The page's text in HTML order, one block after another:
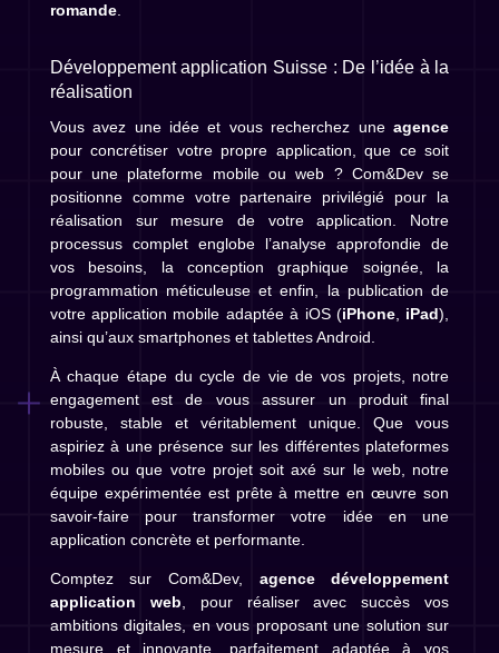
romande.
Développement application Suisse : De l’idée à la
réalisation
Vous avez une idée et vous recherchez uneagence
pour concrétiser votre propre application, que ce soit
pour une plateforme mobile ou web ? Com&Dev se
positionne comme votre partenaire privilégié pour la
réalisation sur mesure de votre application. Notre
processus complet englobe l’analyse approfondie de
vos besoins, la conception graphique soignée, la
programmation méticuleuse et enfin, la publication de
votre application mobile adaptée à iOS (iPhone, iPad),
ainsi qu’aux smartphones et tablettes Android.
À chaque étape du cycle de vie de vos projets, notre
engagement est de vous assurer un produit final
robuste, stable et véritablement unique. Que vous
aspiriez à une présence sur les différentes plateformes
mobiles ou que votre projet soit axé sur le web, notre
équipe expérimentée est prête à mettre en œuvre son
savoir-faire pour transformer votre idée en une
application concrète et performante.
Comptez sur Com&Dev, agence développement
application web , pour réaliser avec succès vos
ambitions digitales, en vous proposant une solution sur
mesure et innovante, parfaitement adaptée à vos